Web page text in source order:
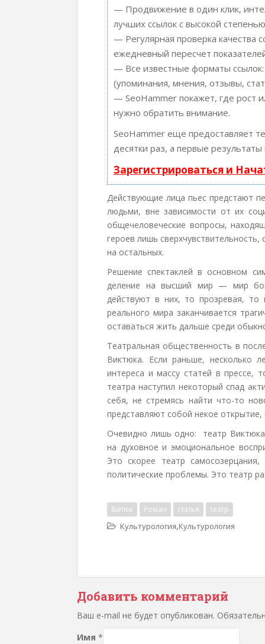
— Продвижение в один клик,
лучших ссылок с высокой
— Регулярная проверка качества
ежедневный пересчет
— Все известные форматы
(упоминания, мнения, отзывы,
— SeoHammer покажет, где рост
нужно обратить внимание.
SeoHammer еще предоставляет
десятки раз, а первые
Зарегистрироваться и
Действующие лица пьес предстают
людьми, вне зависимости от их
общечеловеческие вопросы,
героев лишь
на остальных.
Решение спектаклей в основном
деление на высший мир — мир
действуют в них, то прозревая, то
реального мира заканчивается
оставаться жить дальше среди
Театральная общественность в
Виктюка. Если раньше, несколько
интереса и массу статей в прессе,
театра наступил некоторый спад
себя, не стремясь найти что-то
представляют собой некое
Очевидно лишь одно: театр
на духовное и эмоциональное
Это скорее театр
политические проблемы. Это театр
Витюк Роман статья театр
Культурология,Культурология
Добавить комментарий
Ваш e-mail не будет опубликован.
Имя *